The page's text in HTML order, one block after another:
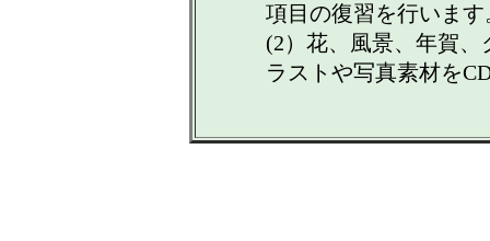
項目の復習を行います
(2）花、風景、年賀
ラストや写真素材を